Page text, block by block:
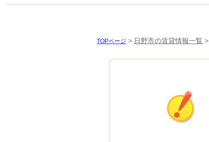
TOPページ > 日野市の賃貸情報一覧 >